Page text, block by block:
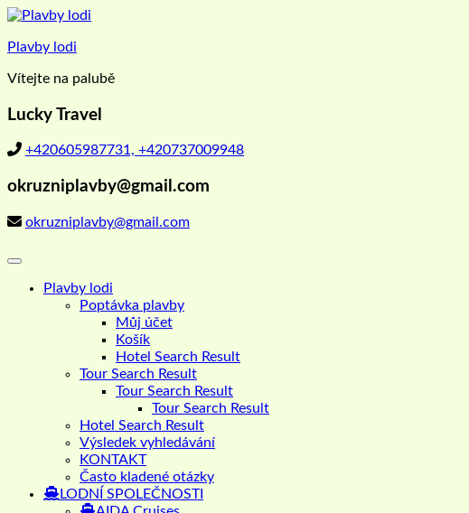
Skip
content
Plavby lodi
Vítejte na palubě
Lucky Travel
+420605987731, +420737009948
okruzniplavby@gmail.com
okruzniplavby@gmail.com
Plavby lodi
Poptávka plavby
Můj účet
Košík
Hotel Search Result
Tour Search Result
Tour Search Result
Tour Search Result
Hotel Search Result
Výsledek vyhledávání
KONTAKT
Často kladené otázky
LODNÍ SPOLEČNOSTI